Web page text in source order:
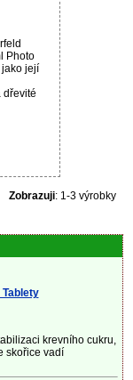
Photo
její
dřevité
Zobrazuji: 1-3 výrobky
Tablety
krevního cukru,
skořice vadí